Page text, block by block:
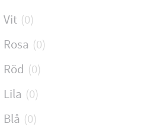
Vit (0)
Rosa (0)
Röd (0)
Lila (0)
Blå (0)